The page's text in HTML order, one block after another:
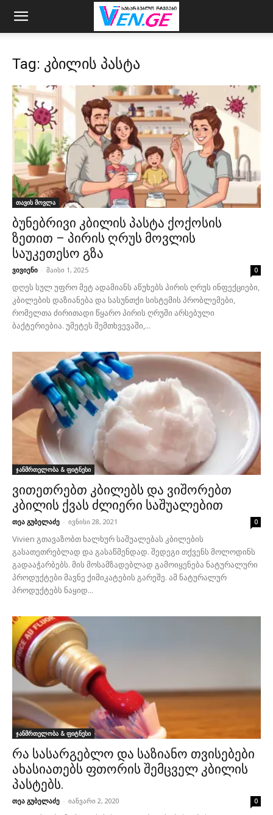
Tag: კბილის პასტა
თავის მოვლა
ბუნებრივი კბილის პასტა ქოქოსის
ზეთით – პირის ღრუს მოვლის
საუკეთესო გზა
ვივიენი - მაისი 1, 2025 0
დღეს სულ უფრო მეტ ადამიანს აწუხებს პირის ღრუს ინფექციები,
კბილების დაზიანება და სასუნთქი სისტემის პრობლემები,
რომელთა ძირითადი წყარო პირის ღრუში არსებული
ბაქტერიებია. უმეტეს შემთხვევაში,...
ჯანმრთელობა & ფიტნესი
ვითეთრებთ კბილებს და ვიშორებთ
კბილის ქვას ძლიერი საშუალებით
თეა გუბელაძე - ივნისი 28, 2021 0
Vivien გთავაზობთ ხალხურ საშუალებას კბილების
გასათეთრებლად და გასაწმენდად. შედეგი თქვენს მოლოდინს
გადააჭარბებს. მის მოსამზადებლად გამოიყენება ნატურალური
პროდუქტები მავნე ქიმიკატების გარეშე. ამ ნატურალურ
პროდუქტებს ნაყიდ...
ჯანმრთელობა & ფიტნესი
რა სასარგებლო და საზიანო თვისებები
ახასიათებს ფთორის შემცველ კბილის
პასტებს.
თეა გუბელაძე - იანვარი 2, 2020 0